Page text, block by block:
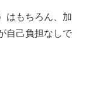
はもちろん、加
自己負担なしで